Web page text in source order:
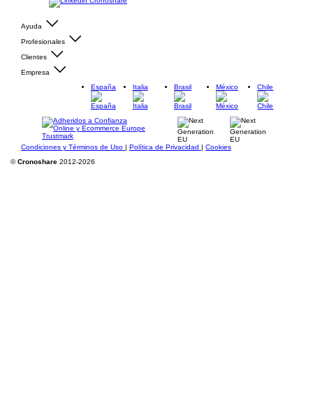
Ayuda
Profesionales
Clientes
Empresa
España
Italia Brasil México Chile
Condiciones y Términos de Uso | Política de Privacidad | Cookies
©Cronoshare 2012-2026